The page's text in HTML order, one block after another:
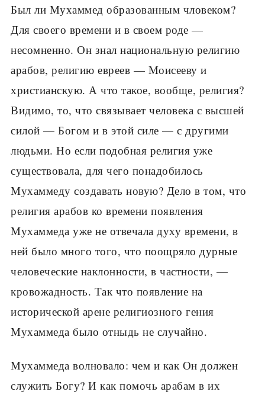
Был ли Мухаммед образованным чловеком?
Для своего времени и в своем роде —
несомненно. Он знал национальную религию
арабов, религию евреев — Моисееву и
христианскую. А что такое, вообще, религия?
Видимо, то, что связывает человека с высшей
силой — Богом и в этой силе — с другими
людьми. Но если подобная религия уже
существовала, для чего понадобилось
Мухаммеду создавать новую? Дело в том, что
религия арабов ко времени появления
Мухаммеда уже не отвечала духу времени, в
ней было много того, что поощряло дурные
человеческие наклонности, в частности, —
кровожадность. Так что появление на
исторической арене религиозного гения
Мухаммеда было отныдь не случайно.
Мухаммеда волновало: чем и как Он должен
служить Богу? И как помочь арабам в их